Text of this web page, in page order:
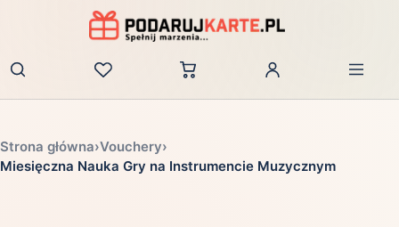
Zaloguj
Strona główna›Vouchery›
Miesięczna Nauka Gry na Instrumencie Muzycznym